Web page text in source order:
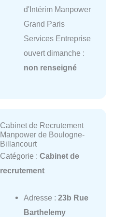
d'Intérim Manpower
Grand Paris
Services Entreprise
ouvert dimanche :
non renseigné
Cabinet de Recrutement
Manpower de Boulogne-
Billancourt
Catégorie : Cabinet de
recrutement
Adresse : 23b Rue
Barthelemy